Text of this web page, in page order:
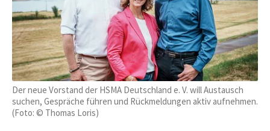
Der neue Vorstand der HSMA Deutschland e. V. will Austausch
suchen, Gespräche führen und Rückmeldungen aktiv aufnehmen.
(Foto: © Thomas Loris)